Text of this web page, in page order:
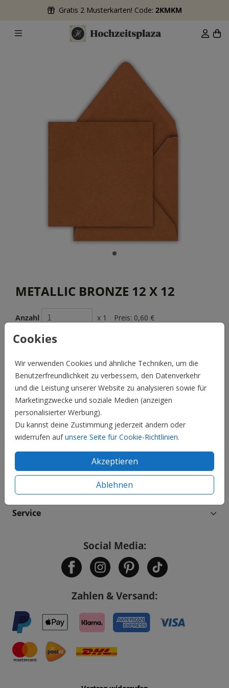
Gratis 2 Musterkarten! Code: 2KMKM
Cookies
Wir verwenden Cookies und ähnliche Techniken, um die
Benutzerfreundlichkeit zu verbessern, den Datenverkehr
und die Leistung unserer Website zu analysieren sowie für
Marketingzwecke und soziale Medien (anzeigen
personalisierter Werbung).
Du kannst deine Zustimmung jederzeit ändern oder
widerrufen aufunsere Seite für Cookie-Richtlinien.
Akzeptieren
Ablehnen
METALLIC BRONZE 12 X 12
Anzahl x 1 Preis: 0,60 €
metallic bronze 12 x 12
Preis:0,60 € für 1
Hochzeit
Familie & Feiertage
Service
Social Media:
Zahlen & Versand: